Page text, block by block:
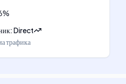
%
:Direct
трафика